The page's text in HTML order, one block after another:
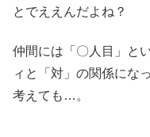
とでええんだよね？
仲間には「〇人目」と
ィと「対」の関係にな
考えても…。